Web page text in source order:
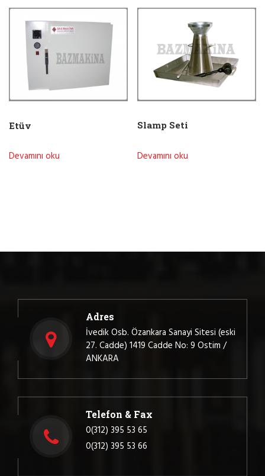
Etüv
Devamını oku
Slamp Seti
Devamını oku
Adres
İvedik Osb. Özankara Sanayi Sitesi (eski
27. Cadde) 1419 Cadde No: 9 Ostim /
ANKARA
Telefon & Fax
0(312) 395 53 65
0(312) 395 53 66